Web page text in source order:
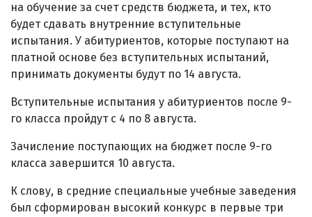
на обучение за счет средств бюджета, и тех, кто
будет сдавать внутренние вступительные
испытания. У абитуриентов, которые поступают на
платной основе без вступительных испытаний,
принимать документы будут по 14 августа.
Вступительные испытания у абитуриентов после 9-
го класса пройдут с 4 по 8 августа.
Зачисление поступающих на бюджет после 9-го
класса завершится 10 августа.
К слову, в средние специальные учебные заведения
был сформирован высокий конкурс в первые три